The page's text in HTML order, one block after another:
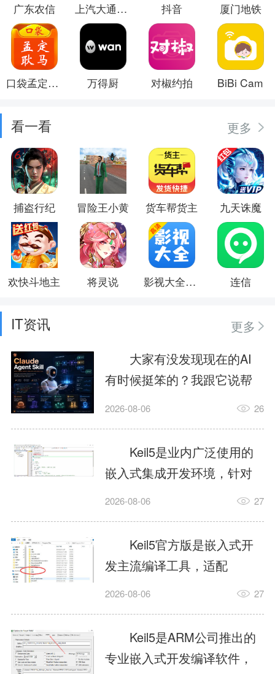
广东农信 上汽大通MAXUS 抖音 厦门地铁
口袋孟定耿马 万得厨 对椒约拍 BiBi Cam
看一看 更多
捕盗行纪 冒险王小黄 货车帮货主 九天诛魔
欢快斗地主 将灵说 影视大全快看 连信
IT资讯
更多
大家有没发现现在的AI
有时候挺笨的？我跟它说帮
我订个明天早上的闹钟，它
这样？因为AI，就是个只会
耍嘴皮子的书呆子。它脑子
里有海量知识，但没有真正
激发出来实力。而
AgentSkill，就是给AI大脑装
上的一双机械手，它真的能
解决很多问题。1什么是
AgentSkillSkill指...
2026-08-06 26
Keil5是业内广泛使用的
嵌入式集成开发环境，针对
ARM、51内核单片机提供编
力，代码编译稳定，调试工
具成熟，大量开源项目基于
该平台开发。新项目需要单
独下载对应芯片支持包，新
手配置难度较高，正版商业
授权费用不菲，未授权版本
存在程序容量限制，适合硬
2026-08-06 27
Keil5官方版是嵌入式开
发主流编译工具，适配
STM32、51单片机等多款芯
在线调试、代码仿真，兼容
众多厂商芯片安装包。软件
需要手动添加器件库，初次
2026-08-06 27
Keil5是ARM公司推出的
专业嵌入式开发编译软件，